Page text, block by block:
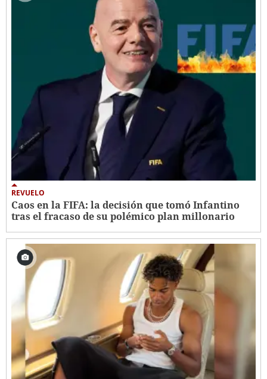
REVUELO
Caos en la FIFA: la decisión que tomó Infantino
tras el fracaso de su polémico plan millonario